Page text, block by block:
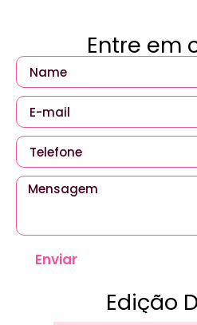
Entre em
Enviar
Edição